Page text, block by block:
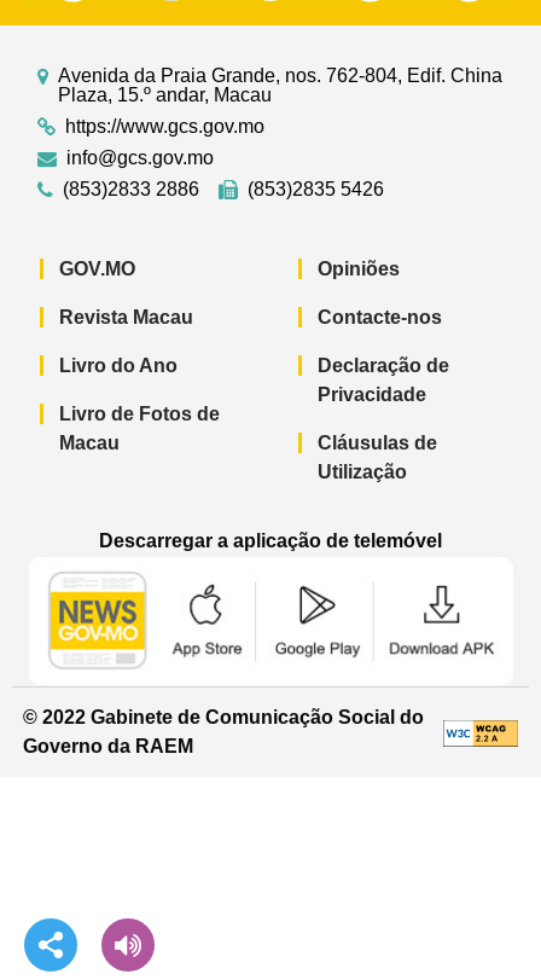
Avenida da Praia Grande, nos. 762-804, Edif. China
Plaza, 15.º andar, Macau
https://www.gcs.gov.mo
info@gcs.gov.mo
(853)2833 2886
(853)2835 5426
GOV.MO
Revista Macau
Livro do Ano
Livro de Fotos de
Macau
Opiniões
Contacte-nos
Declaração de
Privacidade
Cláusulas de
Utilização
Descarregar a aplicação de telemóvel
© 2022 Gabinete de Comunicação Social do
Governo da RAEM